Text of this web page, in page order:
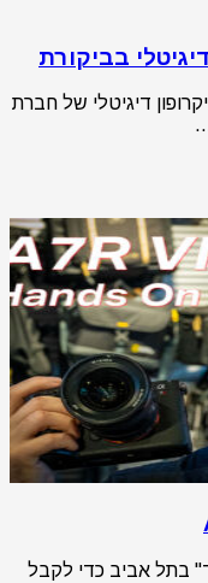
דיגיטלי של חברת
בתל אביב כדי לקבל